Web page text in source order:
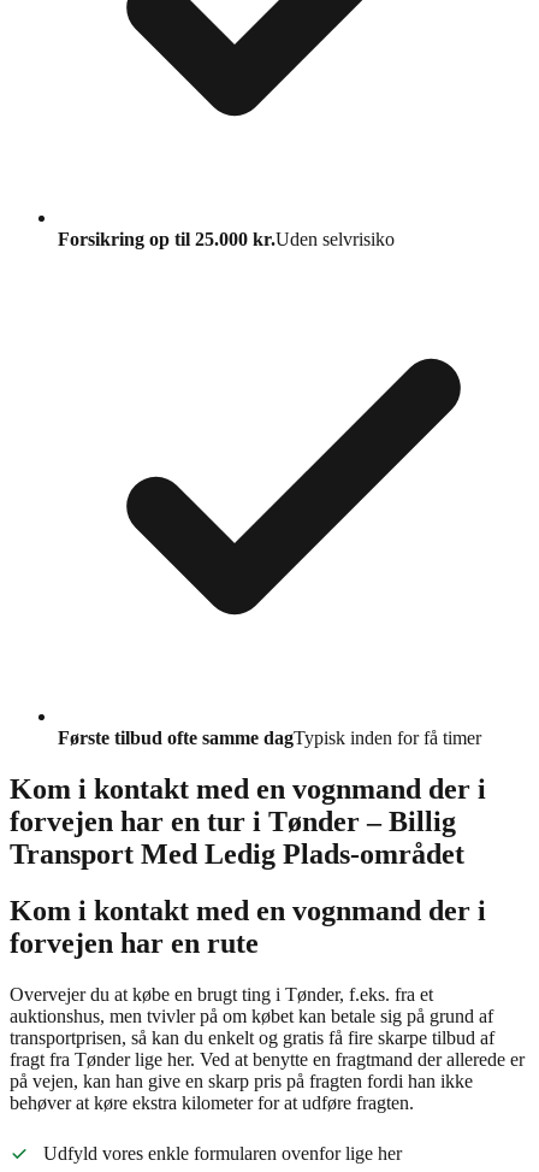
Forsikring op til 25.000 kr.Uden selvrisiko
Første tilbud ofte samme dagTypisk inden for få timer
Kom i kontakt med en vognmand der i
forvejen har en tur i Tønder – Billig
Transport Med Ledig Plads-området
Kom i kontakt med en vognmand der i
forvejen har en rute
Overvejer du at købe en brugt ting i Tønder, f.eks. fra et
auktionshus, men tvivler på om købet kan betale sig på grund af
transportprisen, så kan du enkelt og gratis få fire skarpe tilbud af
fragt fra Tønder lige her. Ved at benytte en fragtmand der allerede er
på vejen, kan han give en skarp pris på fragten fordi han ikke
behøver at køre ekstra kilometer for at udføre fragten.
Udfyld vores enkle formularen ovenfor lige her